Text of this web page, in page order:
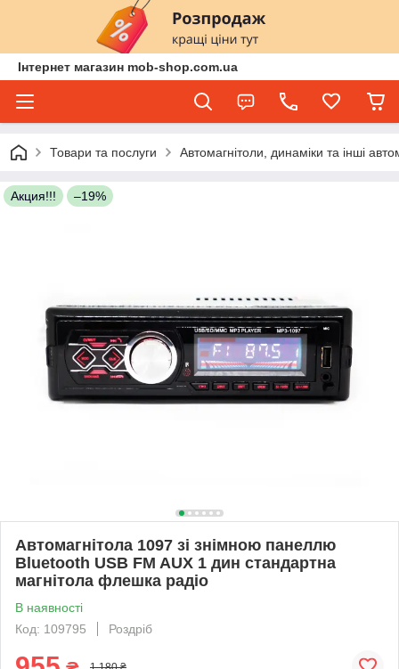
Інтернет магазин mob-shop.com.ua
Товари та послуги Автомагнітоли, динаміки та інші
Акция!!! –19%
Автомагнітола 1097 зі знімною панеллю
Bluetooth USB FM AUX 1 дин стандартна
магнітола флешка радіо
В наявності
Код: 109795
Роздріб